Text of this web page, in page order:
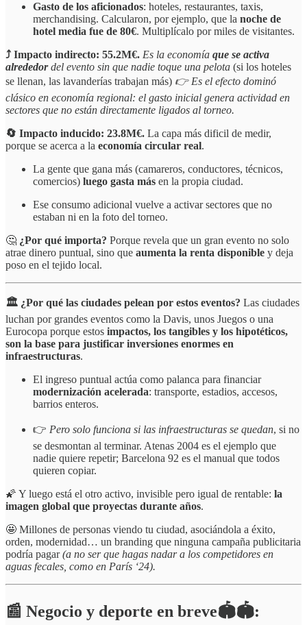
Gasto de los aficionados: hoteles, restaurantes, taxis,
merchandising. Calcularon, por ejemplo, que la noche de
hotel media fue de 80€. Multiplícalo por miles de visitantes.
⤴️ Impacto indirecto: 55.2M€. Es la economía que se activa
alrededordel evento sin que nadie toque una pelota (si los hoteles
se llenan, las lavanderías trabajan más) 👉 Es el efecto dominó
clásico en economía regional: el gasto inicial genera actividad en
sectores que no están directamente ligados al torneo.
🔄 Impacto inducido: 23.8M€. La capa más dificil de medir,
porque se acerca a la economía circular real.
La gente que gana más (camareros, conductores, técnicos,
comercios) luego gasta más en la propia ciudad.
Ese consumo adicional vuelve a activar sectores que no
estaban ni en la foto del torneo.
🤔 ¿Por qué importa? Porque revela que un gran evento no solo
atrae dinero puntual, sino que aumenta la renta disponible y deja
poso en el tejido local.
🏛️ ¿Por qué las ciudades pelean por estos eventos? Las ciudades
luchan por grandes eventos como la Davis, unos Juegos o una
Eurocopa porque estos impactos, los tangibles y los hipotéticos,
son la base para justificar inversiones enormes en
infraestructuras.
El ingreso puntual actúa como palanca para financiar
modernización acelerada: transporte, estadios, accesos,
barrios enteros.
👉 Pero solo funciona si las infraestructuras se quedan, si no
se desmontan al terminar. Atenas 2004 es el ejemplo que
nadie quiere repetir; Barcelona 92 es el manual que todos
quieren copiar.
🌠 Y luego está el otro activo, invisible pero igual de rentable: la
imagen global que proyectas durante años.
🤩 Millones de personas viendo tu ciudad, asociándola a éxito,
orden, modernidad… un branding que ninguna campaña publicitaria
podría pagar(a no ser que hagas nadar a los competidores en
aguas fecales, como en París ‘24).
📰 Negocio y deporte en breve🏟️🏟️: